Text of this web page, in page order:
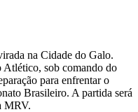
na Cidade do Galo.
Atlético, sob comando do
para enfrentar o
Brasileiro. A partida será
MRV.